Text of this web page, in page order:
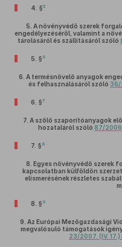
4. §5
5. A növényvédő szerek
engedélyezéséről, valamint a
tárolásáról és szállításáról szóló
5. § 6
6. A termésnövelő anyagok
és felhasználásáról szóló 36/
6. §7
7. A szőlő szaporítóanyagok
hozataláról szóló 87/
7. § 8
8. Egyes növényvédő szerek
kapcsolatban külföldön
elismerésének részletes
8. § 9
9. Az Európai Mezőgazdasági
megvalósuló támogatások
23/2007. (IV.